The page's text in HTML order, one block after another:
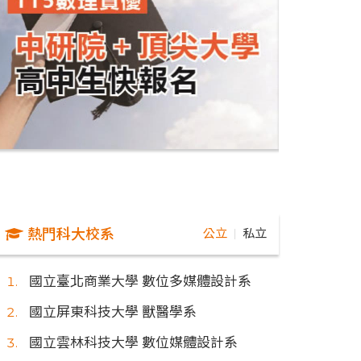
熱門科大校系 公立 私立
國立臺北商業大學 數位多媒體設計系
國立屏東科技大學 獸醫學系
國立雲林科技大學 數位媒體設計系